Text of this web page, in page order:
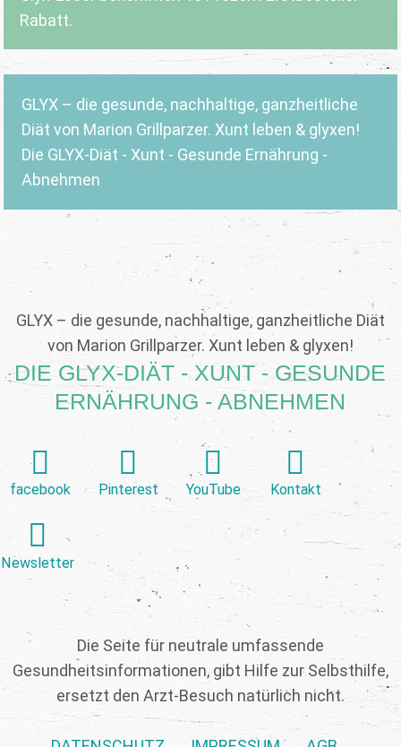
Rabatt.
GLYX – die gesunde, nachhaltige, ganzheitliche
Diät von Marion Grillparzer. Xunt leben & glyxen!
Die GLYX-Diät - Xunt - Gesunde Ernährung -
Abnehmen
GLYX – die gesunde, nachhaltige, ganzheitliche Diät
von Marion Grillparzer. Xunt leben & glyxen!
DIE GLYX-DIÄT - XUNT - GESUNDE
ERNÄHRUNG - ABNEHMEN
facebook Pinterest YouTube Kontakt
Newsletter
Die Seite für neutrale umfassende
Gesundheitsinformationen, gibt Hilfe zur Selbsthilfe,
ersetzt den Arzt-Besuch natürlich nicht.